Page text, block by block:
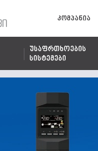
კომპანია
უსაფრთხოების
სისტემები